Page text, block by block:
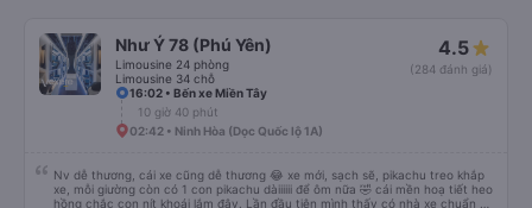
Như Ý 78 (Phú Yên)
Limousine 24 phòng
Limousine 34 chỗ
4.5
(284 đánh giá)
16:02 • Bến xe Miền Tây
10 giờ 40 phút
02:42 • Ninh Hòa (Dọc Quốc lộ 1A)
Nv dễ thương, cái xe cũng dễ thương 😂 xe mới, sạch sẽ, pikachu treo khắp
xe, mỗi giường còn có 1 con pikachu dàiiiiii để ôm nữa 🤣 cái mền hoạ tiết heo
hồng chắc con nít khoái lắm đây. Lần đầu tiên mình thấy có nhà xe chuẩn bị